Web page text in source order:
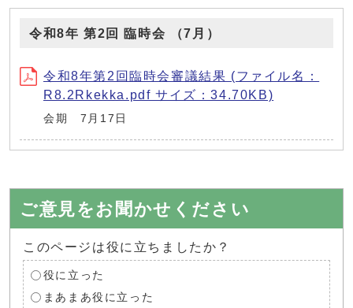
令和8年 第2回 臨時会 （7月）
令和8年第2回臨時会審議結果 (ファイル名：
R8.2Rkekka.pdf サイズ：34.70KB)
会期 7月17日
ご意見をお聞かせください
このページは役に立ちましたか？
役に立った
まあまあ役に立った